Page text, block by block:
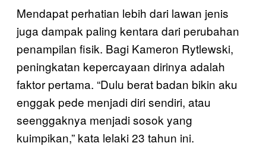
Mendapat perhatian lebih dari lawan jenis
juga dampak paling kentara dari perubahan
penampilan fisik. Bagi Kameron Rytlewski,
peningkatan kepercayaan dirinya adalah
faktor pertama. “Dulu berat badan bikin aku
enggak pede menjadi diri sendiri, atau
seenggaknya menjadi sosok yang
kuimpikan,” kata lelaki 23 tahun ini.